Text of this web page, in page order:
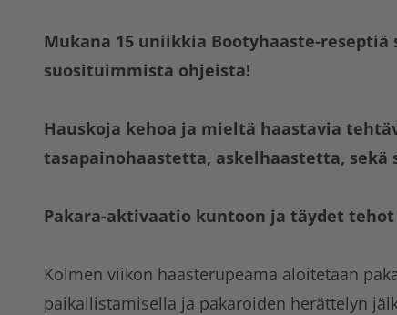
Mukana 15 uniikkia Bootyhaaste-reseptiä
suosituimmista ohjeista!
Hauskoja kehoa ja mieltä haastavia
tasapainohaastetta, askelhaastetta,
Pakara-aktivaatio kuntoon ja täydet
Kolmen viikon haasterupeama aloitetaan
paikallistamisella ja pakaroiden herättelyn